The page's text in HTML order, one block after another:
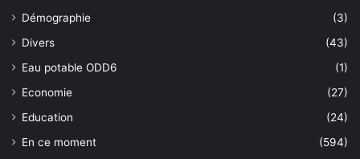
Démographie
(3)
Divers
(43)
Eau potable ODD6
(1)
Economie
(27)
Education
(24)
En ce moment
(594)